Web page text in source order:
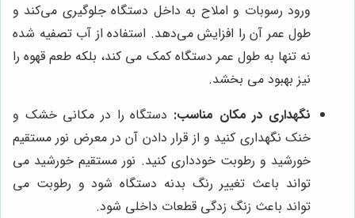
ورود رسوبات و املاح به داخل دستگاه جلوگیری می‌کند و
طول عمر آن را افزایش می‌دهد. استفاده از آب تصفیه شده
نه تنها به طول عمر دستگاه کمک می کند، بلکه طعم قهوه را
نیز بهبود می بخشد.
نگهداری در مکان مناسب: دستگاه را در مکانی خشک و
خنک نگهداری کنید و از قرار دادن آن در معرض نور مستقیم
خورشید و رطوبت خودداری کنید. نور مستقیم خورشید می
تواند باعث تغییر رنگ بدنه دستگاه شود و رطوبت می
تواند باعث زنگ زدگی قطعات داخلی شود.